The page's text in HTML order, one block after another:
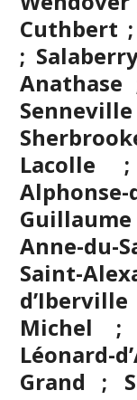
Cuthbert
;
Lacolle
Anne-du-
Saint-
Michel ;
Léonard-
Grand ;